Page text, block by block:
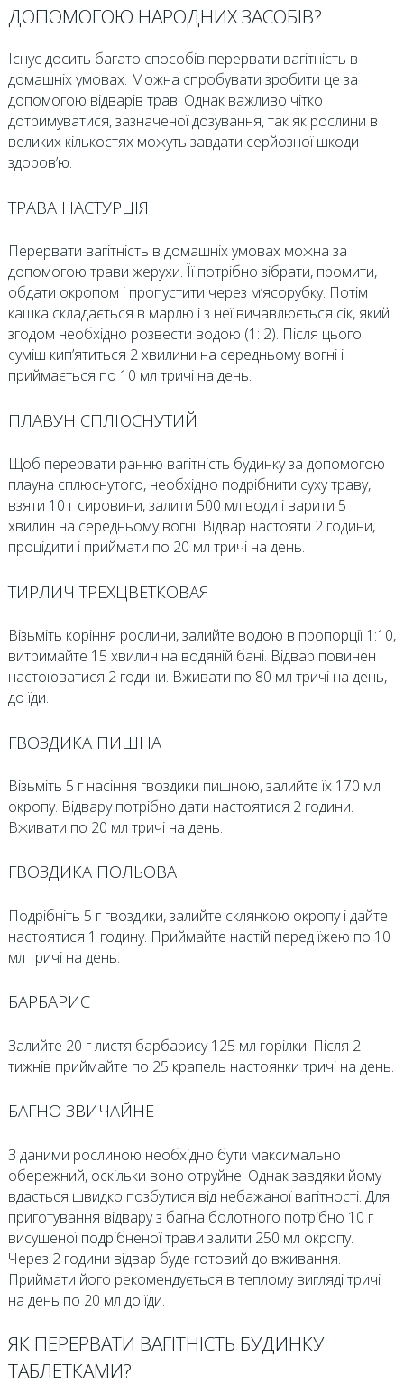
ДОПОМОГОЮ НАРОДНИХ ЗАСОБІВ?
Існує досить багато способів перервати вагітність в
домашніх умовах. Можна спробувати зробити це за
допомогою відварів трав. Однак важливо чітко
дотримуватися, зазначеної дозування, так як рослини в
великих кількостях можуть завдати серйозної шкоди
здоров’ю.
ТРАВА НАСТУРЦІЯ
Перервати вагітність в домашніх умовах можна за
допомогою трави жерухи. Її потрібно зібрати, промити,
обдати окропом і пропустити через м’ясорубку. Потім
кашка складається в марлю і з неї вичавлюється сік, який
згодом необхідно розвести водою (1: 2). Після цього
суміш кип’ятиться 2 хвилини на середньому вогні і
приймається по 10 мл тричі на день.
ПЛАВУН СПЛЮСНУТИЙ
Щоб перервати ранню вагітність будинку за допомогою
плауна сплюснутого, необхідно подрібнити суху траву,
взяти 10 г сировини, залити 500 мл води і варити 5
хвилин на середньому вогні. Відвар настояти 2 години,
процідити і приймати по 20 мл тричі на день.
ТИРЛИЧ ТРЕХЦВЕТКОВАЯ
Візьміть коріння рослини, залийте водою в пропорції 1:10,
витримайте 15 хвилин на водяній бані. Відвар повинен
настоюватися 2 години. Вживати по 80 мл тричі на день,
до їди.
ГВОЗДИКА ПИШНА
Візьміть 5 г насіння гвоздики пишною, залийте їх 170 мл
окропу. Відвару потрібно дати настоятися 2 години.
Вживати по 20 мл тричі на день.
ГВОЗДИКА ПОЛЬОВА
Подрібніть 5 г гвоздики, залийте склянкою окропу і дайте
настоятися 1 годину. Приймайте настій перед їжею по 10
мл тричі на день.
БАРБАРИС
Залийте 20 г листя барбарису 125 мл горілки. Після 2
тижнів приймайте по 25 крапель настоянки тричі на день.
БАГНО ЗВИЧАЙНЕ
З даними рослиною необхідно бути максимально
обережний, оскільки воно отруйне. Однак завдяки йому
вдасться швидко позбутися від небажаної вагітності. Для
приготування відвару з багна болотного потрібно 10 г
висушеної подрібненої трави залити 250 мл окропу.
Через 2 години відвар буде готовий до вживання.
Приймати його рекомендується в теплому вигляді тричі
на день по 20 мл до їди.
ЯК ПЕРЕРВАТИ ВАГІТНІСТЬ БУДИНКУ
ТАБЛЕТКАМИ?